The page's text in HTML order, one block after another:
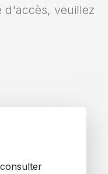
d'accès, veuillez